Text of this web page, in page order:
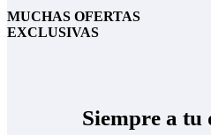
MUCHAS OFERTAS
EXCLUSIVAS
Siempre a tu